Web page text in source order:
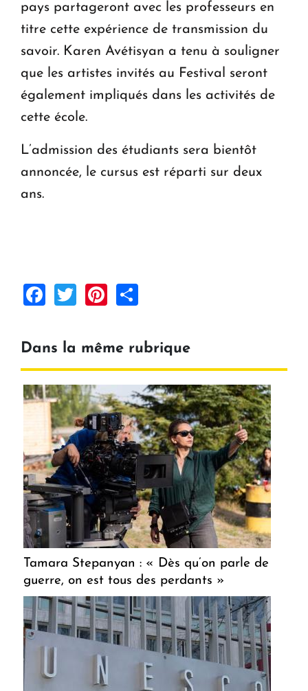
pays partageront avec les professeurs en
titre cette expérience de transmission du
savoir. Karen Avétisyan a tenu à souligner
que les artistes invités au Festival seront
également impliqués dans les activités de
cette école.
L’admission des étudiants sera bientôt
annoncée, le cursus est réparti sur deux
ans.
Facebook
TwitterPinterest
Dans la même rubrique
Tamara Stepanyan : « Dès qu’on parle de
guerre, on est tous des perdants »